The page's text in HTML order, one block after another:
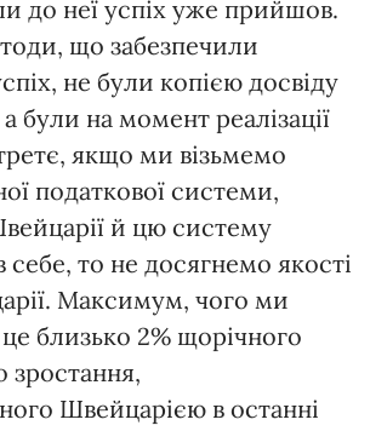
до неї успіх уже прийшов.
що забезпечили
не були копією досвіду
були на момент реалізації
якщо ми візьмемо
податкової системи,
й цю систему
то не досягнемо якості
Максимум, чого ми
близько 2% щорічного
зростання,
Швейцарією в останні